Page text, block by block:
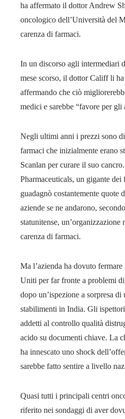
ha affermato il dottor Andrew
oncologico dell’Università del
carenza di farmaci.
In un discorso agli intermediari
mese scorso, il dottor Califf li
affermando che ciò
medici e sarebbe “favore per gli
Negli ultimi anni i prezzi sono
farmaci che inizialmente erano
Scanlan per curare il suo
Pharmaceuticals, un gigante
guadagnò costantemente quote
aziende se ne andarono,
statunitense,
carenza di farmaci.
Ma l’azienda ha dovuto
Uniti per far fronte a problemi
dopo un’ispezione a sorpresa di
stabilimenti in India. Gli
addetti al controllo qualità
acido su documenti chiave. La
ha innescato uno shock
sarebbe fatto sentire a livello
Quasi tutti i principali centri
riferito nei sondaggi di aver